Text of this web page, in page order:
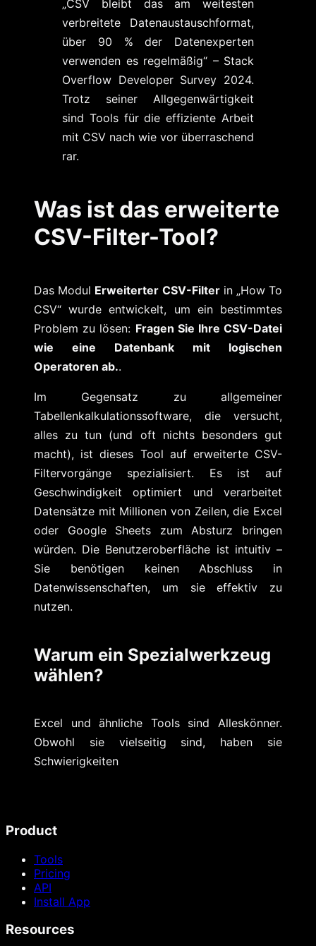
„CSV bleibt das am weitesten
verbreitete Datenaustauschformat,
über 90 % der Datenexperten
verwenden es regelmäßig“ – Stack
Overflow Developer Survey 2024.
Trotz seiner Allgegenwärtigkeit
sind Tools für die effiziente Arbeit
mit CSV nach wie vor überraschend
rar.
Was ist das erweiterte
CSV-Filter-Tool?
Das Modul Erweiterter CSV-Filterin „How To
CSV“ wurde entwickelt, um ein bestimmtes
Problem zu lösen: Fragen Sie Ihre CSV-Datei
wie eine Datenbank mit logischen
Operatoren ab..
Im Gegensatz zu allgemeiner
Tabellenkalkulationssoftware, die versucht,
alles zu tun (und oft nichts besonders gut
macht), ist dieses Tool auf erweiterte CSV-
Filtervorgänge spezialisiert. Es ist auf
Geschwindigkeit optimiert und verarbeitet
Datensätze mit Millionen von Zeilen, die Excel
oder Google Sheets zum Absturz bringen
würden. Die Benutzeroberfläche ist intuitiv –
Sie benötigen keinen Abschluss in
Datenwissenschaften, um sie effektiv zu
nutzen.
Warum ein Spezialwerkzeug
wählen?
Excel und ähnliche Tools sind Alleskönner.
Obwohl sie vielseitig sind, haben sie
Schwierigkeiten
Product
Tools
Pricing
API
Install App
Resources